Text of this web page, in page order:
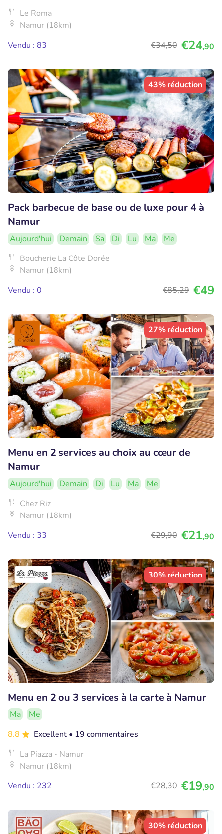
Le Roma
Namur (18km)
Vendu : 83
€34,50 €24,90
43% réduction
Pack barbecue de base ou de luxe pour 4 à
Namur
Aujourd'hui Demain Sa Di Lu Ma
Me
Boucherie La Côte Dorée
Namur (18km)
Vendu : 0
€85,29 €49
27% réduction
Menu en 2 services au choix au cœur de
Namur
Aujourd'hui Demain Di Lu Ma
Me
Chez Riz
Namur (18km)
Vendu : 33
€29,90 €21,90
30% réduction
Menu en 2 ou 3 services à la carte à Namur
Ma
Me
8.8
Excellent • 19 commentaires
La Piazza - Namur
Namur (18km)
Vendu : 232
€28,30 €19,90
30% réduction